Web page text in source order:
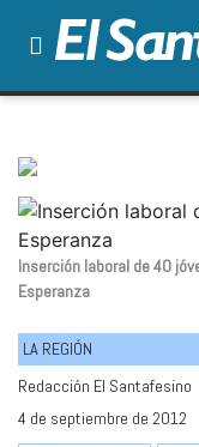
Inserción laboral de 40
Esperanza
LA REGIÓN
Redacción El Santafesino
4 de septiembre de 2012